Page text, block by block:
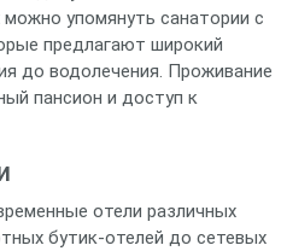
упомянуть санатории с
предлагают широкий
до водолечения. Проживание
пансион и доступ к
отели различных
бутик-отелей до сетевых